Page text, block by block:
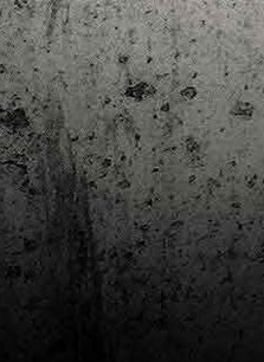
MAY
1
Estudis en Comicologia al
Del 3 al 5 de maig la Fira
Barcelona (el Saló del Còmic de
Divendres faré la visita anual i diumenge
la taula rodona Estudis en Comicologia:
còmic en els temps del podcast, a les 16
acompanyat:
Estudis en Comicologia: Els llibres de